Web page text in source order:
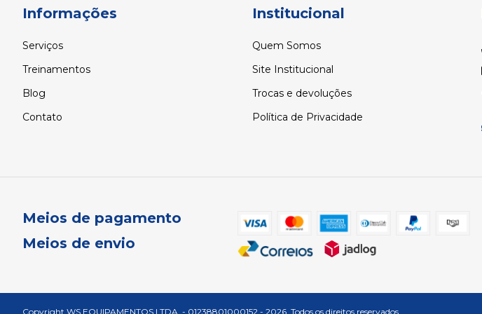
Informações
Serviços
Treinamentos
Blog
Contato
Institucional
Quem Somos
Site Institucional
Trocas e devoluções
Política de Privacidade
Meios de pagamento
Meios de envio
Copyright WS EQUIPAMENTOS LTDA. - 01238801000152 - 2026. Todos os direitos reservados.